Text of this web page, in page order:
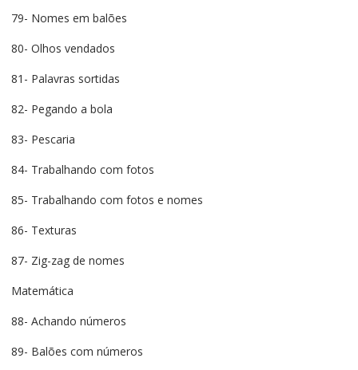
79- Nomes em balões
80- Olhos vendados
81- Palavras sortidas
82- Pegando a bola
83- Pescaria
84- Trabalhando com fotos
85- Trabalhando com fotos e nomes
86- Texturas
87- Zig-zag de nomes
Matemática
88- Achando números
89- Balões com números